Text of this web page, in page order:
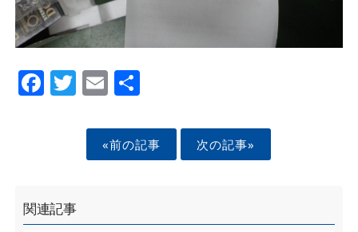
Facebook
Twitter
EmailShare
«前の記事 次の記事»
関連記事